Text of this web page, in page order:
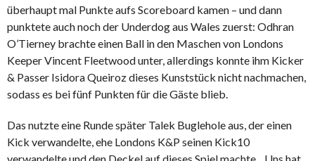
überhaupt mal Punkte aufs Scoreboard kamen – und dann
punktete auch noch der Underdog aus Wales zuerst: Odhran
O’Tierney brachte einen Ball in den Maschen von Londons
Keeper Vincent Fleetwood unter, allerdings konnte ihm Kicker
& Passer Isidora Queiroz dieses Kunststück nicht nachmachen,
sodass es bei fünf Punkten für die Gäste blieb.
Das nutzte eine Runde später Talek Buglehole aus, der einen
Kick verwandelte, ehe Londons K&P seinen Kick10